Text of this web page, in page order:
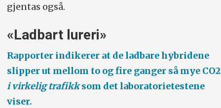
gjentas også.
«Ladbart lureri»
Rapporter indikerer at de ladbare hybridene
slipper ut mellom to og fire ganger så mye CO2
i virkelig trafikksom det laboratorietestene
viser.